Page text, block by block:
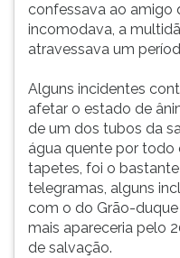
confessava ao amigo
incomodava, a
atravessava um
Alguns incidentes
afetar o estado de
de um dos tubos da
água quente por todo
tapetes, foi o
telegramas, alguns
com o do Grão-
mais apareceria pelo
de salvação.